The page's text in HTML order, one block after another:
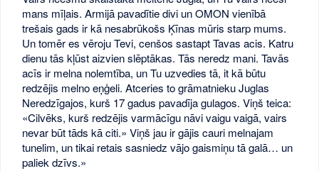
mans mīļais. Armijā pavadītie divi un OMON vienībā
trešais gads ir kā nesabrūkošs Ķīnas mūris starp mums.
Un tomēr es vēroju Tevi, cenšos sastapt Tavas acis. Katru
dienu tās kļūst aizvien slēptākas. Tās neredz mani. Tavās
acīs ir melna nolemtība, un Tu uzvedies tā, it kā būtu
redzējis melno eņģeli. Atceries to grāmatnieku Juglas
Neredzīgajos, kurš 17 gadus pavadīja gulagos. Viņš teica:
«Cilvēks, kurš redzējis varmācīgu nāvi vaigu vaigā, vairs
nevar būt tāds kā citi.» Viņš jau ir gājis cauri melnajam
tunelim, un tikai retais sasniedz vājo gaismiņu tā galā… un
paliek dzīvs.»